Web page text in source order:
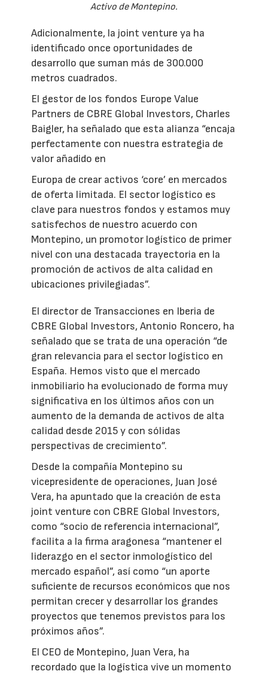
Activo de Montepino.
Adicionalmente, la joint venture ya ha
identificado once oportunidades de
desarrollo que suman más de 300.000
metros cuadrados.
El gestor de los fondos Europe Value
Partners de CBRE Global Investors, Charles
Baigler, ha señalado que esta alianza “encaja
perfectamente con nuestra estrategia de
valor añadido en
Europa de crear activos ‘core’ en mercados
de oferta limitada. El sector logístico es
clave para nuestros fondos y estamos muy
satisfechos de nuestro acuerdo con
Montepino, un promotor logístico de primer
nivel con una destacada trayectoria en la
promoción de activos de alta calidad en
ubicaciones privilegiadas”.
El director de Transacciones en Iberia de
CBRE Global Investors, Antonio Roncero, ha
señalado que se trata de una operación “de
gran relevancia para el sector logístico en
España. Hemos visto que el mercado
inmobiliario ha evolucionado de forma muy
significativa en los últimos años con un
aumento de la demanda de activos de alta
calidad desde 2015 y con sólidas
perspectivas de crecimiento”.
Desde la compañía Montepino su
vicepresidente de operaciones, Juan José
Vera, ha apuntado que la creación de esta
joint venture con CBRE Global Investors,
como “socio de referencia internacional”,
facilita a la firma aragonesa “mantener el
liderazgo en el sector inmologístico del
mercado español”, así como “un aporte
suficiente de recursos económicos que nos
permitan crecer y desarrollar los grandes
proyectos que tenemos previstos para los
próximos años”.
El CEO de Montepino, Juan Vera, ha
recordado que la logística vive un momento